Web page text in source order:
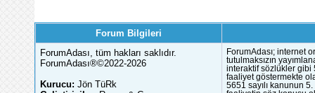
Forum Bilgileri
ForumAdası, tüm hakları saklıdır.
ForumAdası®©2022-2026
Kurucu: Jön TüRk
ForumAdası; internet
tutulmaksızın
interaktif sözlükler gibi
faaliyet göstermekte
5651 sayılı kanunun